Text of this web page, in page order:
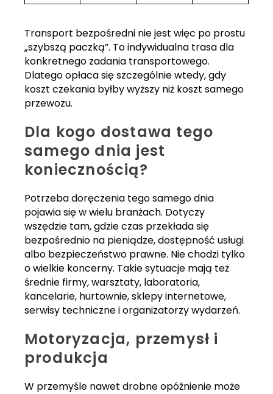
Transport bezpośredni nie jest więc po prostu
„szybszą paczką”. To indywidualna trasa dla
konkretnego zadania transportowego.
Dlatego opłaca się szczególnie wtedy, gdy
koszt czekania byłby wyższy niż koszt samego
przewozu.
Dla kogo dostawa tego
samego dnia jest
koniecznością?
Potrzeba doręczenia tego samego dnia
pojawia się w wielu branżach. Dotyczy
wszędzie tam, gdzie czas przekłada się
bezpośrednio na pieniądze, dostępność usługi
albo bezpieczeństwo prawne. Nie chodzi tylko
o wielkie koncerny. Takie sytuacje mają też
średnie firmy, warsztaty, laboratoria,
kancelarie, hurtownie, sklepy internetowe,
serwisy techniczne i organizatorzy wydarzeń.
Motoryzacja, przemysł i
produkcja
W przemyśle nawet drobne opóźnienie może